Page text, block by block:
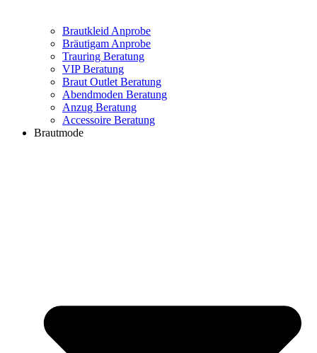
Brautkleid Anprobe
Bräutigam Anprobe
Trauring Beratung
VIP Beratung
Braut Outlet Beratung
Abendmoden Beratung
Anzug Beratung
Accessoire Beratung
Brautmode